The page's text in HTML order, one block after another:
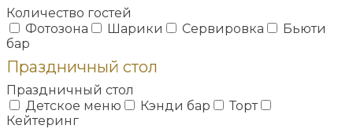
Количество гостей
Фотозона
Шарики Сервировка
Бьюти
бар
Праздничный стол
Праздничный стол
Детское меню
Кэнди бар
Торт
Кейтеринг